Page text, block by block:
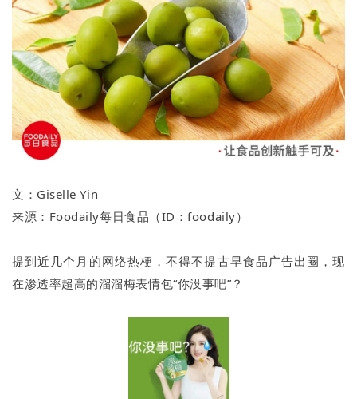
文：Giselle Yin
来源：Foodaily每日食品（ID：foodaily）
提到近几个月的网络热梗，不得不提古早食品广告出圈，现
在渗透率超高的溜溜梅表情包“你没事吧”？